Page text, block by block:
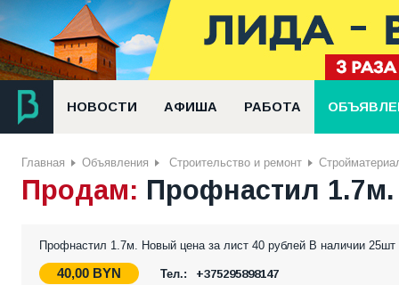
НОВОСТИ АФИША РАБОТА
Главная Объявления Строительство и ремонт
Продам: Профнастил
Профнастил 1.7м. Новый цена за лист 40 рублей В наличии 25шт
40,00 BYN Тел.: +375295898147